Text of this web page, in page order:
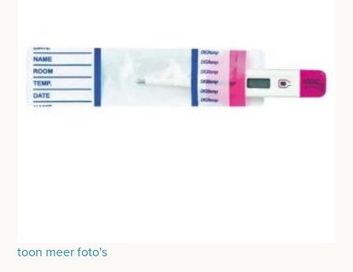
MEETAPPARATUUR
THERMOMETERS
Formaat: 150 x 35 mm
toon meer foto's